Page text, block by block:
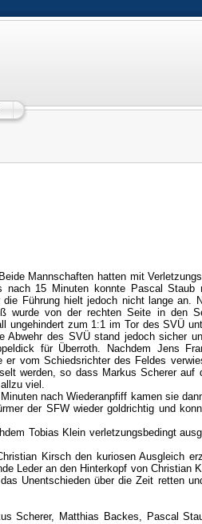
Mannschaften hatten mit
15 Minuten konnte Pascal Staub
Führung hielt jedoch nicht lange an.
wurde von der rechten Seite in den
ungehindert zum 1:1 im Tor des SVÜ
Abwehr des SVÜ stand jedoch sicher
für Überroth. Nachdem Jens
er vom Schiedsrichter des Feldes
werden, so dass Markus Scherer auf
viel.
nach Wiederanpfiff kamen sie
der SFW wieder goldrichtig und
Tobias Klein verletzungsbedingt
Kirsch den kuriosen Ausgleich
Leder an den Hinterkopf von Christian
Unentschieden über die Zeit retten
Scherer, Matthias Backes, Pascal